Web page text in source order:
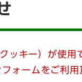
ッキー）が使用
ォームをご利用